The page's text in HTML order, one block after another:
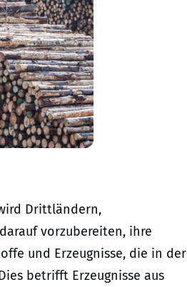
Drittländern,
vorzubereiten, ihre
und Erzeugnisse, die in der
betrifft Erzeugnisse aus